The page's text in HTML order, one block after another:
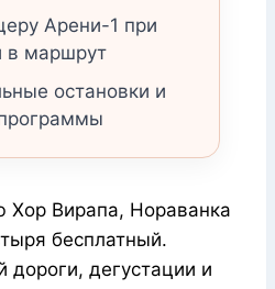
Арени-1 при
в маршрут
остановки и
Хор Вирапа, Нораванка
бесплатный.
дороги, дегустации и